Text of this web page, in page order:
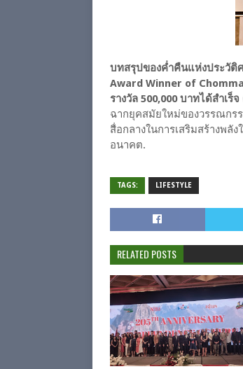
บทสรุปของค่ำคืนแห่งประวัติ
Award Winner of
รางวัล 500,000 บาทได้สำเร็
ฉากยุคสมัยใหม่ของวรรณกร
สื่อกลางในการเสริมสร้างพ
อนาคต.
TAGS: LIFESTYLE
RELATED POSTS